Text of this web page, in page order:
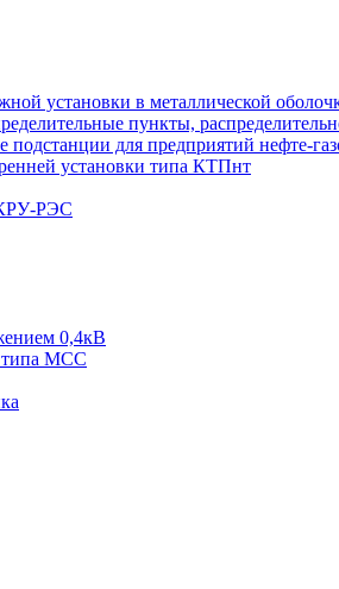
установки в металлической
пункты,
для предприятий нефте-
установки типа КТПнт
КРУ-РЭС
0,4кВ
типа МСС